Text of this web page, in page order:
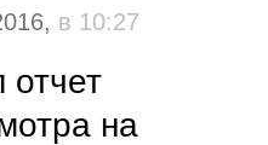
в 10:27
отчет
на